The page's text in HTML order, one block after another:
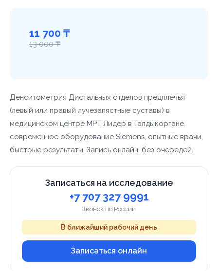
11 700 ₸
13 000 ₸
Денситометрия Дистальных отделов предплечья
(левый или правый лучезапястные суставы) в
медицинском центре МРТ Лидер в Талдыкоргане.
современное оборудование Siemens, опытные врачи,
быстрые результаты. Запись онлайн, без очередей.
Записаться на исследование
+7 707 327 9991
Звонок по России
В ближайший рабочий день
Записаться онлайн